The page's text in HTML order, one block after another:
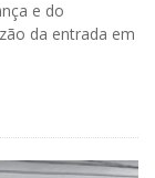
e do
da entrada em